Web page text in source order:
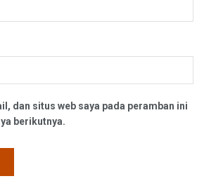
dan situs web saya pada peramban ini
berikutnya.